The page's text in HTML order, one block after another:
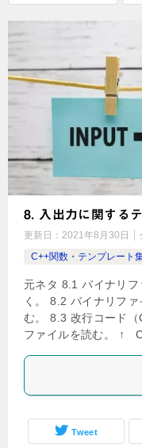
8. 入出力に関する
更新日： 2021年8月30日
C++関数・テンプレート
元ネタ 8.1 バイナリ
く。 8.2 バイナリフ
む。 8.3 改行コード
ファイルを読む。 ↑
Tweet